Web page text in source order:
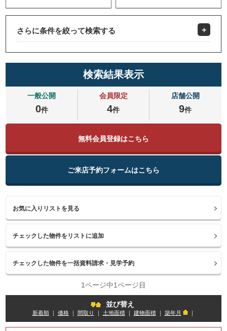
さらに条件を絞って検索する
検索結果表示
一般公開
0件
会員限定
4件
店舗公開
9件
無料会員登録はこちら
ご来店予約フォームはこちら
お気に入りリストを見る
1ページ中1ページ目
並び替え
新着順｜ 価格｜ 間取り 土地面積｜ 建物面積｜ 築年月 ｜